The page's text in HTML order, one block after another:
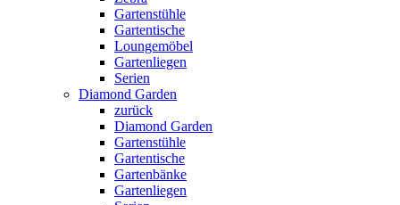
Gartenstühle
Gartentische
Loungemöbel
Gartenliegen
Serien
Diamond Garden
zurück
Diamond Garden
Gartenstühle
Gartentische
Gartenbänke
Gartenliegen